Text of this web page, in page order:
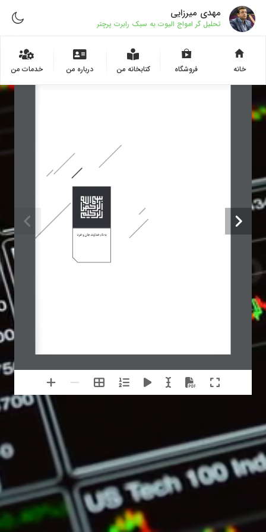
مهدی میرزایی
تحلیل گر امواج الیوت به سبک رابرت پرچتر
خانه فروشگاه کتابخانه من درباره من خدمات من
به نام خداوند جان و خرد
1 / 20